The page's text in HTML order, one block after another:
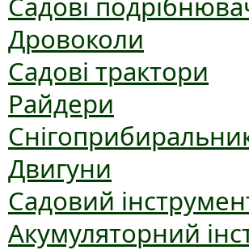
Дровоколи
Садові трактори
Райдери
Двигуни
Садовий
Акумуляторний